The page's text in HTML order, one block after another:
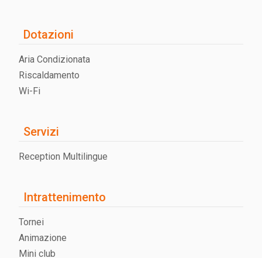
Dotazioni
Aria Condizionata
Riscaldamento
Wi-Fi
Servizi
Reception Multilingue
Intrattenimento
Tornei
Animazione
Mini club